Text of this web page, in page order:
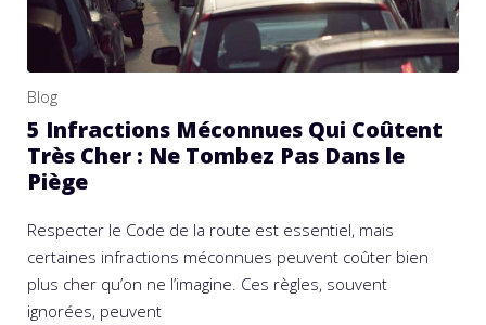
Blog
5 Infractions Méconnues Qui Coûtent
Très Cher : Ne Tombez Pas Dans le
Piège
Respecter le Code de la route est essentiel, mais
certaines infractions méconnues peuvent coûter bien
plus cher qu’on ne l’imagine. Ces règles, souvent
ignorées, peuvent